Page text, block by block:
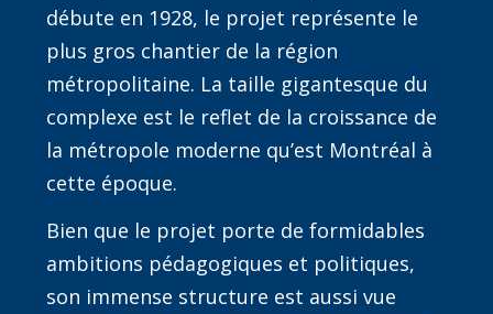
débute en 1928, le projet représente le
plus gros chantier de la région
métropolitaine. La taille gigantesque du
complexe est le reflet de la croissance de
la métropole moderne qu’est Montréal à
cette époque.
Bien que le projet porte de formidables
ambitions pédagogiques et politiques,
son immense structure est aussi vue